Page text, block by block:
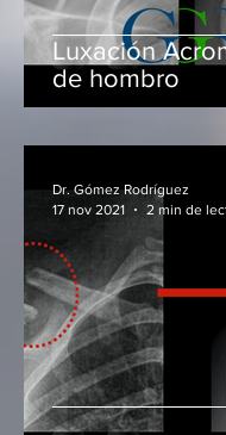
Luxación
de hombro
Dr. Gómez Rodríguez
17 nov 2021
2 min de